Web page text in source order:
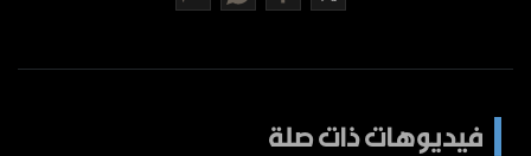
مواقيت الصلاة
الأحوال الجوية
فيديوهات ذات صلة